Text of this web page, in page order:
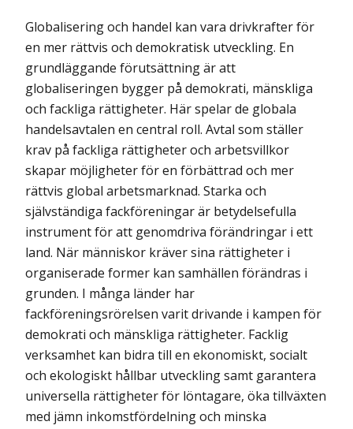
Globalisering och handel kan vara drivkrafter för
en mer rättvis och demokratisk utveckling. En
grundläggande förutsättning är att
globaliseringen bygger på demokrati, mänskliga
och fackliga rättigheter. Här spelar de globala
handelsavtalen en central roll. Avtal som ställer
krav på fackliga rättigheter och arbetsvillkor
skapar möjligheter för en förbättrad och mer
rättvis global arbetsmarknad. Starka och
självständiga fackföreningar är betydelsefulla
instrument för att genomdriva förändringar i ett
land. När människor kräver sina rättigheter i
organiserade former kan samhällen förändras i
grunden. I många länder har
fackföreningsrörelsen varit drivande i kampen för
demokrati och mänskliga rättigheter. Facklig
verksamhet kan bidra till en ekonomiskt, socialt
och ekologiskt hållbar utveckling samt garantera
universella rättigheter för löntagare, öka tillväxten
med jämn inkomstfördelning och minska